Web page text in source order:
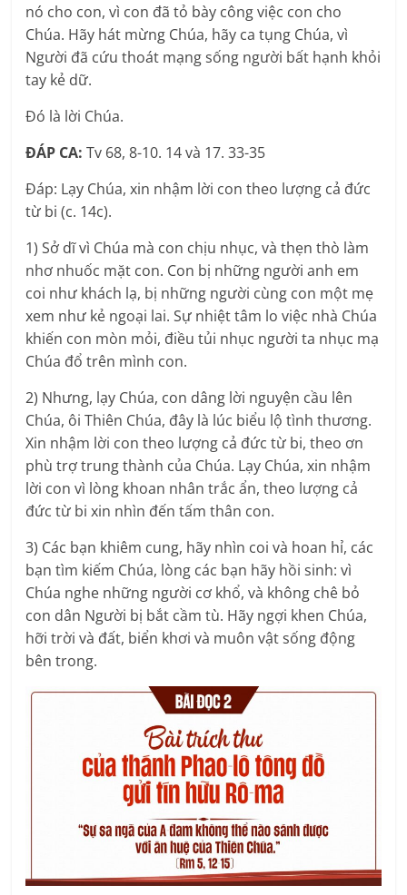
nó cho con, vì con đã tỏ bày công việc con cho
Chúa. Hãy hát mừng Chúa, hãy ca tụng Chúa, vì
Người đã cứu thoát mạng sống người bất hạnh khỏi
tay kẻ dữ.
Ðó là lời Chúa.
ĐÁP CA:Tv 68, 8-10. 14 và 17. 33-35
Ðáp: Lạy Chúa, xin nhậm lời con theo lượng cả đức
từ bi (c. 14c).
1) Sở dĩ vì Chúa mà con chịu nhục, và thẹn thò làm
nhơ nhuốc mặt con. Con bị những người anh em
coi như khách lạ, bị những người cùng con một mẹ
xem như kẻ ngoại lai. Sự nhiệt tâm lo việc nhà Chúa
khiến con mòn mỏi, điều tủi nhục người ta nhục mạ
Chúa đổ trên mình con.
2) Nhưng, lạy Chúa, con dâng lời nguyện cầu lên
Chúa, ôi Thiên Chúa, đây là lúc biểu lộ tình thương.
Xin nhậm lời con theo lượng cả đức từ bi, theo ơn
phù trợ trung thành của Chúa. Lạy Chúa, xin nhậm
lời con vì lòng khoan nhân trắc ẩn, theo lượng cả
đức từ bi xin nhìn đến tấm thân con.
3) Các bạn khiêm cung, hãy nhìn coi và hoan hỉ, các
bạn tìm kiếm Chúa, lòng các bạn hãy hồi sinh: vì
Chúa nghe những người cơ khổ, và không chê bỏ
con dân Người bị bắt cầm tù. Hãy ngợi khen Chúa,
hỡi trời và đất, biển khơi và muôn vật sống động
bên trong.